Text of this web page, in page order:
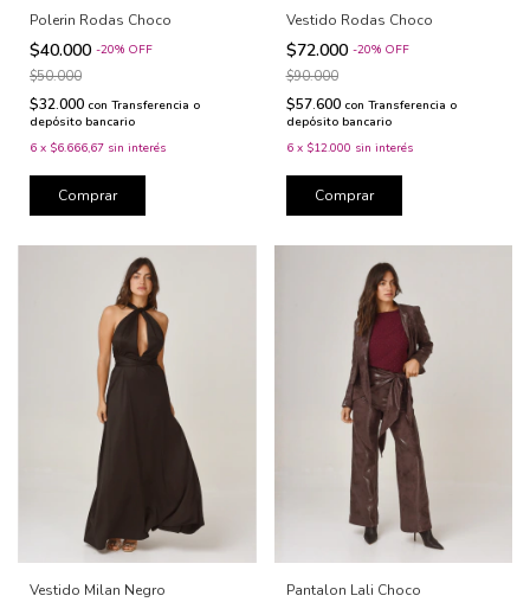
Polerin Rodas Choco
$40.000 -20% OFF
$50.000
$32.000 con Transferencia o
depósito bancario
6 x $6.666,67 sin interés
Comprar
Vestido Rodas Choco
$72.000 -20% OFF
$90.000
$57.600 con Transferencia o
depósito bancario
6 x $12.000 sin interés
Comprar
Vestido Milan Negro Pantalon Lali Choco